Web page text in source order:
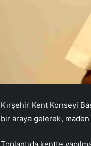
Kırşehir Kent Konseyi
bir araya gelerek,